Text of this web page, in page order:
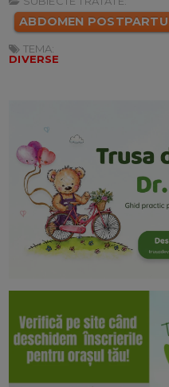
ABDOMEN
TEMA:
DIVERSE